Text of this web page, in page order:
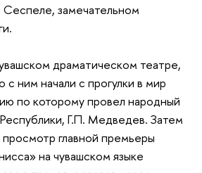
замечательном
драматическом театре,
с ним начали с прогулки в мир
по которому провел народный
Г.П. Медведев. Затем
главной премьеры
на чувашском языке